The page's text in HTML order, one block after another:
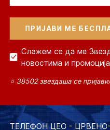
Слажем се да ме
новостима и
⭐ 38502 звездаша се
ТЕЛЕФОН ЦЕО -